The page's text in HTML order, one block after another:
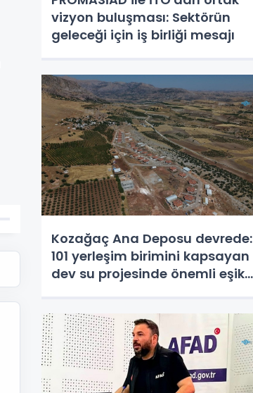
vizyon buluşması: Sektörün
geleceği için iş birliği mesajı
Kozağaç Ana Deposu devrede:
101 yerleşim birimini kapsayan
dev su projesinde önemli eşik